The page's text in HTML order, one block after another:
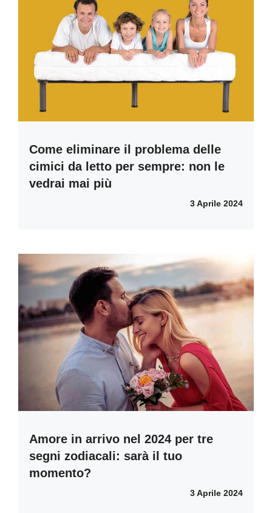
Come eliminare il problema delle
cimici da letto per sempre: non le
vedrai mai più
3 Aprile 2024
Amore in arrivo nel 2024 per tre
segni zodiacali: sarà il tuo
momento?
3 Aprile 2024